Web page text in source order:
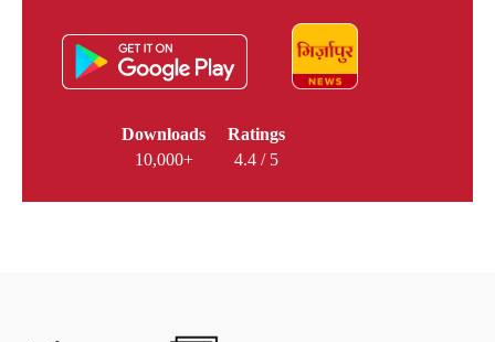
Downloads
10,000+
Ratings
4.4 / 5